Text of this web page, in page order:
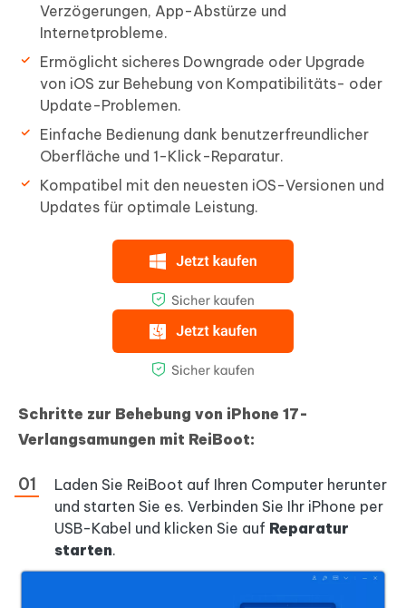
Verzögerungen, App-Abstürze und
Internetprobleme.
Ermöglicht sicheres Downgrade oder Upgrade
von iOS zur Behebung von Kompatibilitäts- oder
Update-Problemen.
Einfache Bedienung dank benutzerfreundlicher
Oberfläche und 1-Klick-Reparatur.
Kompatibel mit den neuesten iOS-Versionen und
Updates für optimale Leistung.
Schritte zur Behebung von iPhone 17-
Verlangsamungen mit ReiBoot:
Laden Sie ReiBoot auf Ihren Computer herunter
und starten Sie es. Verbinden Sie Ihr iPhone per
USB-Kabel und klicken Sie auf Reparatur
starten.